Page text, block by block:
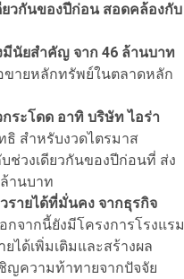
ยวกันของปีก่อน สอดคล้องกับ
มีนัยสำคัญ จาก 46 ล้านบาท
ายหลักทรัพย์ในตลาดหลัก
ระโดด อาทิ บริษัท ไอร่า
สำหรับงวดไตรมาส
ช่วงเดียวกันของปีก่อนที่ ส่ง
านบาท
รายได้ที่มั่นคง จากธุรกิจ
กจากนี้ยังมีโครงการโรงแรม
ได้เพิ่มเติมและสร้างผล
ญความท้าทายจากปัจจัย